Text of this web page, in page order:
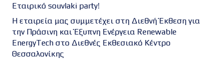
Εταιρικό souvlaki party!
Η εταιρεία μας συμμετέχει στη Διεθνή Έκθεση για
την Πράσινη και Έξυπνη Ενέργεια Renewable
EnergyTech στο Διεθνές Εκθεσιακό Κέντρο
Θεσσαλονίκης